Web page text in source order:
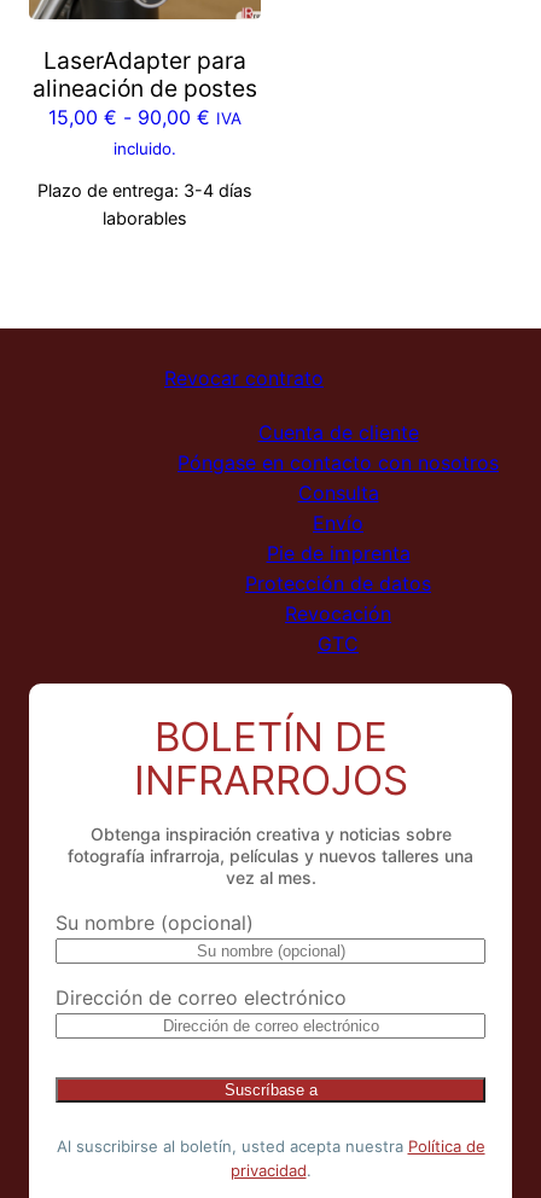
LaserAdapter para
alineación de postes
15,00 € - 90,00 € IVA
incluido.
Plazo de entrega: 3-4 días
laborables
Revocar contrato
Cuenta de cliente
Póngase en contacto con nosotros
Consulta
Envío
Pie de imprenta
Protección de datos
Revocación
GTC
BOLETÍN DE
INFRARROJOS
Obtenga inspiración creativa y noticias sobre
fotografía infrarroja, películas y nuevos talleres una
vez al mes.
Su nombre (opcional)
Dirección de correo electrónico
Al suscribirse al boletín, usted acepta nuestra Política de
privacidad.